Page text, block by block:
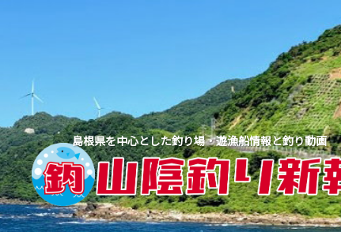
島根県を中心とした釣り場・遊漁船情報と釣り動画